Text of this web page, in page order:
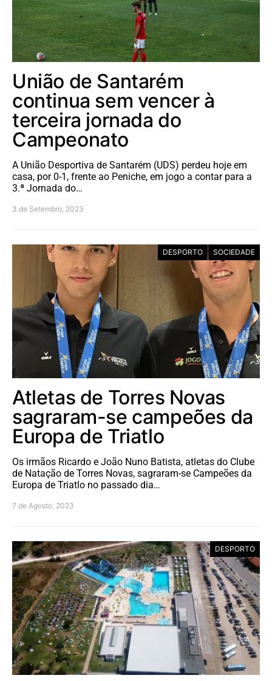
União de Santarém
continua sem vencer à
terceira jornada do
Campeonato
A União Desportiva de Santarém (UDS) perdeu hoje em
casa, por 0-1, frente ao Peniche, em jogo a contar para a
3.ª Jornada do…
3 de Setembro, 2023
DESPORTO SOCIEDADE
Atletas de Torres Novas
sagraram-se campeões da
Europa de Triatlo
Os irmãos Ricardo e João Nuno Batista, atletas do Clube
de Natação de Torres Novas, sagraram-se Campeões da
Europa de Triatlo no passado dia…
7 de Agosto, 2023
DESPORTO